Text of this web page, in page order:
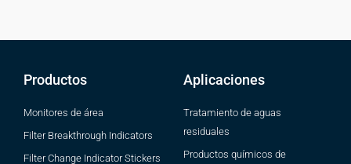
Productos
Monitores de área
Filter Breakthrough Indicators
Filter Change Indicator Stickers
Aplicaciones
Tratamiento de aguas
residuales
Productos químicos de